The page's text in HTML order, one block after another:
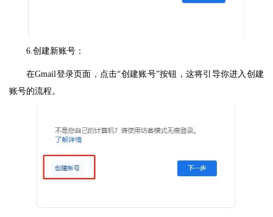
6.创建新账号：
在Gmail登录页面，点击“创建账号”按钮，这将引导你进入创建
账号的流程。